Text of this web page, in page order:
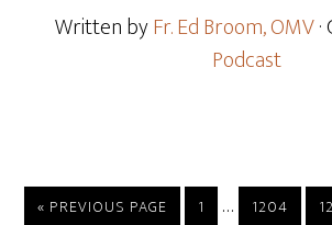
Written byFr. Ed Broom, OMV
Podcast
« PREVIOUS PAGE 1 … 1204